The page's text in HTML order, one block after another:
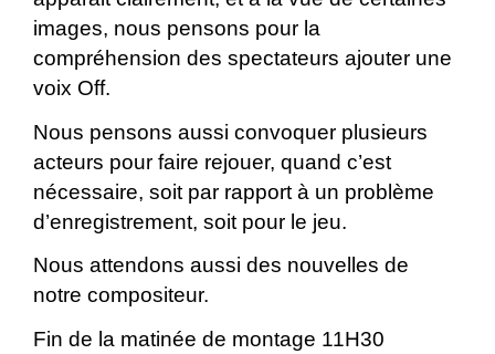
images, nous pensons pour la
compréhension des spectateurs ajouter une
voix Off.
Nous pensons aussi convoquer plusieurs
acteurs pour faire rejouer, quand c’est
nécessaire, soit par rapport à un problème
d’enregistrement, soit pour le jeu.
Nous attendons aussi des nouvelles de
notre compositeur.
Fin de la matinée de montage 11H30